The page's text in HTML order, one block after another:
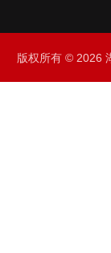
版权所有 © 2026